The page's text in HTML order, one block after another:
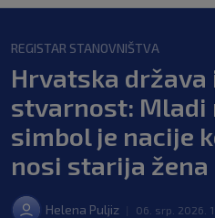
REGISTAR STANOVNIŠTVA
Hrvatska
stvarnost: Mladi
simbol je nacije
nosi starija žena
Helena Puljiz 06. srp. 2026.